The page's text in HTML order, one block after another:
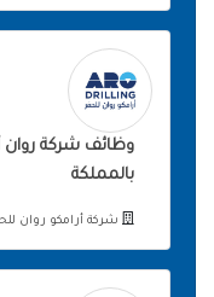
وظائف شركة روان
بالمملكة
شركة أرامكو روان